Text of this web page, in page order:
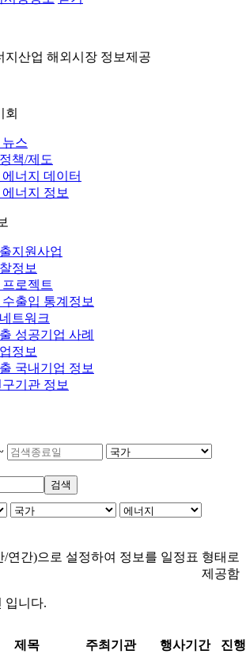
지산업 해외시장 정보제공
회
스
책/제도
너지 데이터
너지 정보
지원사업
정보
로젝트
출입 통계정보
트워크
성공기업 사례
정보
국내기업 정보
기관 정보
검색
연간)으로 설정하여 정보를 일정표 형태로
제공함
입니다.
제목 주최기관 행사기간 진